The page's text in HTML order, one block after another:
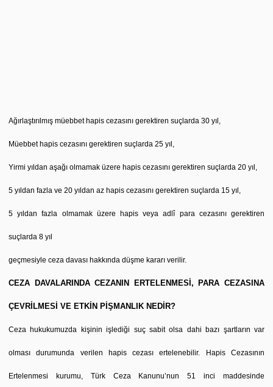
Ağırlaştırılmış müebbet hapis cezasını gerektiren suçlarda 30 yıl,
Müebbet hapis cezasını gerektiren suçlarda 25 yıl,
Yirmi yıldan aşağı olmamak üzere hapis cezasını gerektiren suçlarda 20 yıl,
5 yıldan fazla ve 20 yıldan az hapis cezasını gerektiren suçlarda 15 yıl,
5 yıldan fazla olmamak üzere hapis veya adlî para cezasını gerektiren
suçlarda 8 yıl
geçmesiyle ceza davası hakkında düşme kararı verilir.
CEZA DAVALARINDA CEZANIN ERTELENMESİ, PARA CEZASINA
ÇEVRİLMESİ VE ETKİN PİŞMANLIK NEDİR?
Ceza hukukumuzda kişinin işlediği suç sabit olsa dahi bazı şartların var
olması durumunda verilen hapis cezası ertelenebilir. Hapis Cezasının
Ertelenmesi kurumu, Türk Ceza Kanunu’nun 51 inci maddesinde